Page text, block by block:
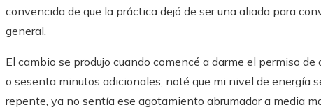
convencida de que la práctica dejó de ser una aliada para
general.
El cambio se produjo cuando comencé a darme el permiso
o sesenta minutos adicionales, noté que mi nivel de energía
repente, ya no sentía ese agotamiento abrumador a media